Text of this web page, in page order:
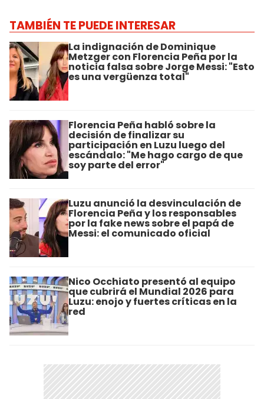
TAMBIÉN TE PUEDE INTERESAR
La indignación de Dominique
Metzger con Florencia Peña por la
noticia falsa sobre Jorge Messi: "Esto
es una vergüenza total"
Florencia Peña habló sobre la
decisión de finalizar su
participación en Luzu luego del
escándalo: "Me hago cargo de que
soy parte del error"
Luzu anunció la desvinculación de
Florencia Peña y los responsables
por la fake news sobre el papá de
Messi: el comunicado oficial
Nico Occhiato presentó al equipo
que cubrirá el Mundial 2026 para
Luzu: enojo y fuertes críticas en la
red